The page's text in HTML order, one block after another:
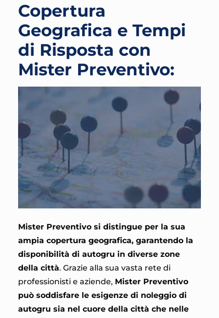
Copertura
Geografica e Tempi
di Risposta con
Mister Preventivo:
Mister Preventivo si distingue per la sua
ampia copertura geografica, garantendo la
disponibilità di autogru in diverse zone
della città. Grazie alla sua vasta rete di
professionisti e aziende, Mister Preventivo
può soddisfare le esigenze di noleggio di
autogru sia nel cuore della città che nelle